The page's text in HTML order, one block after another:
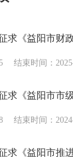
核名单
结束时间：
结束时间：